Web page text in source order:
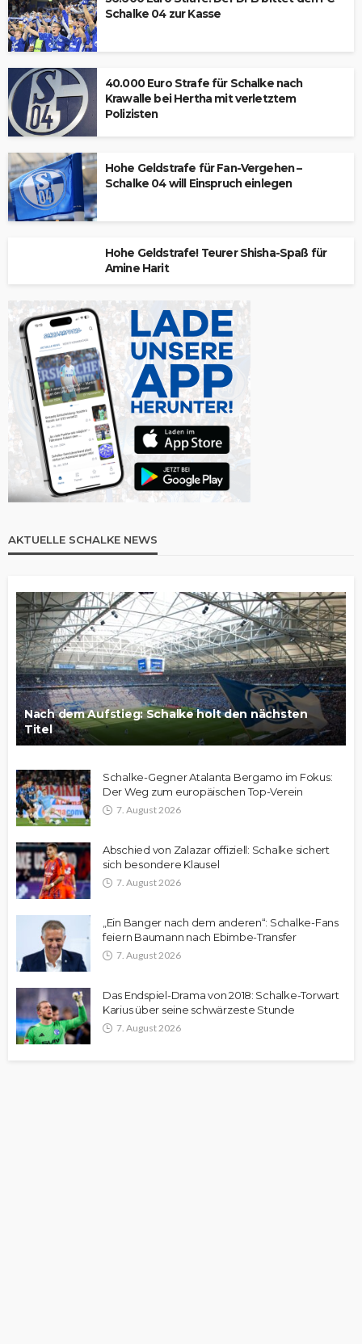
Schalke 04 zur Kasse
40.000 Euro Strafe für Schalke nach
Krawalle bei Hertha mit verletztem
Polizisten
Hohe Geldstrafe für Fan-Vergehen –
Schalke 04 will Einspruch einlegen
Hohe Geldstrafe! Teurer Shisha-Spaß für
Amine Harit
AKTUELLE SCHALKE NEWS
Nach dem Aufstieg: Schalke holt den nächsten
Titel
Schalke-Gegner Atalanta Bergamo im Fokus:
Der Weg zum europäischen Top-Verein
7. August 2026
Abschied von Zalazar offiziell: Schalke sichert
sich besondere Klausel
7. August 2026
„Ein Banger nach dem anderen“: Schalke-Fans
feiern Baumann nach Ebimbe-Transfer
7. August 2026
Das Endspiel-Drama von 2018: Schalke-Torwart
Karius über seine schwärzeste Stunde
7. August 2026